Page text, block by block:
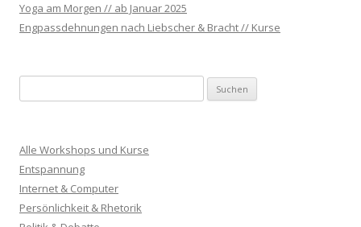
Yoga am Morgen // ab Januar 2025
Engpassdehnungen nach Liebscher & Bracht // Kurse
u
h
e
n
n
a
Alle Workshops und Kurse
Entspannung
Internet & Computer
Persönlichkeit & Rhetorik